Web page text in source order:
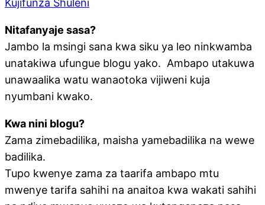
Kujifunza Shuleni
Nitafanyaje sasa?
Jambo la msingi sana kwa siku ya leo ninkwamba
unatakiwa ufungue blogu yako. Ambapo utakuwa
unawaalika watu wanaotoka vijiweni kuja
nyumbani kwako.
Kwa nini blogu?
Zama zimebadilika, maisha yamebadilika na wewe
badilika.
Tupo kwenye zama za taarifa ambapo mtu
mwenye tarifa sahihi na anaitoa kwa wakati sahihi